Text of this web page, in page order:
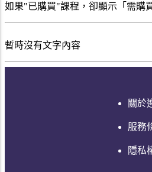
如果"已購買"課程，卻顯示「需購
暫時沒有文字內容
關於
服務
隱私